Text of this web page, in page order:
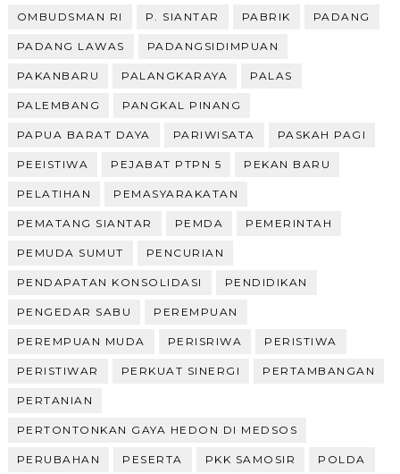
OMBUDSMAN RI P. SIANTAR PABRIK PADANG
PADANG LAWAS PADANGSIDIMPUAN
PAKANBARU PALANGKARAYA PALAS
PALEMBANG PANGKAL PINANG
PAPUA BARAT DAYA PARIWISATA PASKAH PAGI
PEEISTIWA PEJABAT PTPN 5 PEKAN BARU
PELATIHAN PEMASYARAKATAN
PEMATANG SIANTAR PEMDA PEMERINTAH
PEMUDA SUMUT PENCURIAN
PENDAPATAN KONSOLIDASI PENDIDIKAN
PENGEDAR SABU PEREMPUAN
PEREMPUAN MUDA PERISRIWA PERISTIWA
PERISTIWAR PERKUAT SINERGI PERTAMBANGAN
PERTANIAN
PERTONTONKAN GAYA HEDON DI MEDSOS
PERUBAHAN PESERTA PKK SAMOSIR POLDA